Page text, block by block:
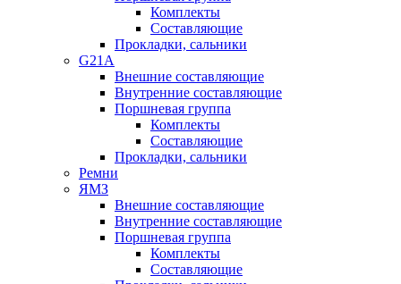
Комплекты
Составляющие
Прокладки, сальники
G21A
Внешние составляющие
Внутренние составляющие
Поршневая группа
Комплекты
Составляющие
Прокладки, сальники
Ремни
ЯМЗ
Внешние составляющие
Внутренние составляющие
Поршневая группа
Комплекты
Составляющие